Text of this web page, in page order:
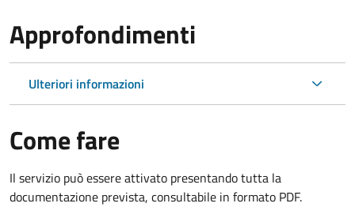
Approfondimenti
Ulteriori informazioni
Come fare
Il servizio può essere attivato presentando tutta la
documentazione prevista, consultabile in formato PDF.